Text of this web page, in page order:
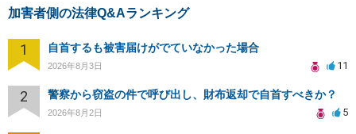
加害者側の法律Q&Aランキング
1 自首するも被害届けがでていなかった場合
2026年8月3日 11
2 警察から窃盗の件で呼び出し、財布返却で自首すべきか？
2026年8月2日 5